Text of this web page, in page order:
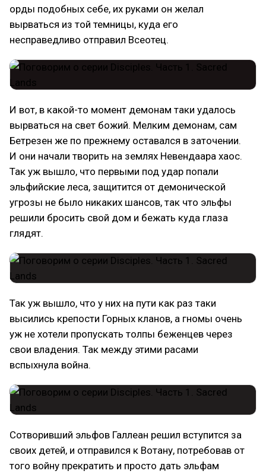
орды подобных себе, их руками он желал
вырваться из той темницы, куда его
несправедливо отправил Всеотец.
И вот, в какой-то момент демонам таки удалось
вырваться на свет божий. Мелким демонам, сам
Бетрезен же по прежнему оставался в заточении.
И они начали творить на землях Невендаара хаос.
Так уж вышло, что первыми под удар попали
эльфийские леса, защитится от демонической
угрозы не было никаких шансов, так что эльфы
решили бросить свой дом и бежать куда глаза
глядят.
Так уж вышло, что у них на пути как раз таки
высились крепости Горных кланов, а гномы очень
уж не хотели пропускать толпы беженцев через
свои владения. Так между этими расами
вспыхнула война.
Сотворивший эльфов Галлеан решил вступится за
своих детей, и отправился к Вотану, потребовав от
того войну прекратить и просто дать эльфам